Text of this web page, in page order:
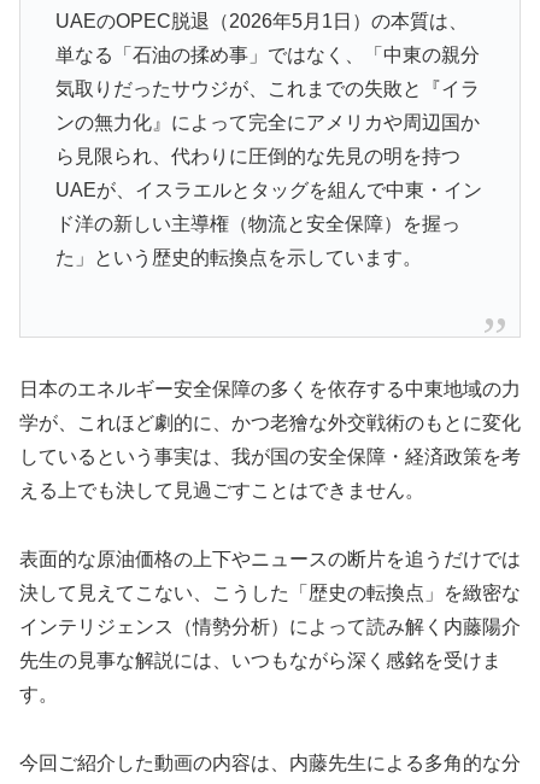
UAEのOPEC脱退（2026年5月1日）の本質は、
単なる「石油の揉め事」ではなく、「中東の親分
気取りだったサウジが、これまでの失敗と『イラ
ンの無力化』によって完全にアメリカや周辺国か
ら見限られ、代わりに圧倒的な先見の明を持つ
UAEが、イスラエルとタッグを組んで中東・イン
ド洋の新しい主導権（物流と安全保障）を握っ
た」という歴史的転換点を示しています。
日本のエネルギー安全保障の多くを依存する中東地域の力
学が、これほど劇的に、かつ老獪な外交戦術のもとに変化
しているという事実は、我が国の安全保障・経済政策を考
える上でも決して見過ごすことはできません。
表面的な原油価格の上下やニュースの断片を追うだけでは
決して見えてこない、こうした「歴史の転換点」を緻密な
インテリジェンス（情勢分析）によって読み解く内藤陽介
先生の見事な解説には、いつもながら深く感銘を受けま
す。
今回ご紹介した動画の内容は、内藤先生による多角的な分